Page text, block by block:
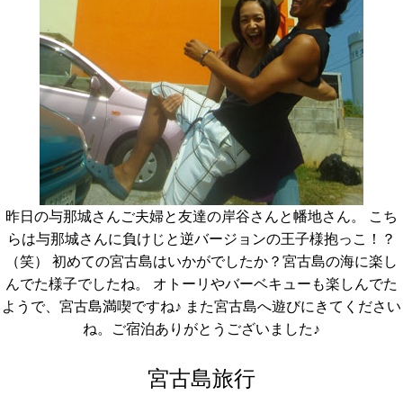
昨日の与那城さんご夫婦と友達の岸谷さんと幡地さん。 こち
らは与那城さんに負けじと逆バージョンの王子様抱っこ！？
（笑） 初めての宮古島はいかがでしたか？宮古島の海に楽し
んでた様子でしたね。 オトーリやバーベキューも楽しんでた
ようで、宮古島満喫ですね♪ また宮古島へ遊びにきてください
ね。ご宿泊ありがとうございました♪
宮古島旅行